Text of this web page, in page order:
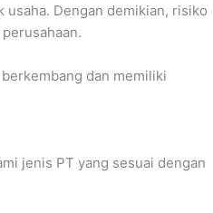
usaha. Dengan demikian, risiko
dan memiliki
jenis PT yang sesuai dengan